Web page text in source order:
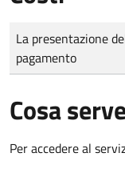
Tipo di pagamento
Importo
La presentazione
pagamento
Cosa
Per accedere al